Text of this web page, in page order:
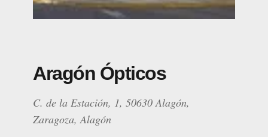
Aragón Ópticos
C. de la Estación, 1, 50630 Alagón,
Zaragoza, Alagón